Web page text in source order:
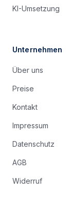
KI-Umsetzung
Unternehmen
Über uns
Preise
Kontakt
Impressum
Datenschutz
AGB
Widerruf